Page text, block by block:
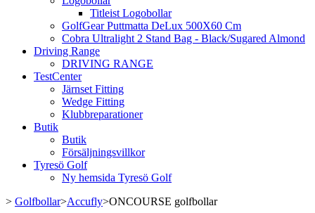
Titleist Logobollar
GolfGear Puttmatta DeLux 500X60 Cm
Cobra Ultralight 2 Stand Bag - Black/Sugared Almond
Driving Range
DRIVING RANGE
TestCenter
Järnset Fitting
Wedge Fitting
Klubbreparationer
Butik
Butik
Försäljningsvillkor
Tyresö Golf
Ny hemsida Tyresö Golf
> Golfbollar>Accufly>ONCOURSE golfbollar